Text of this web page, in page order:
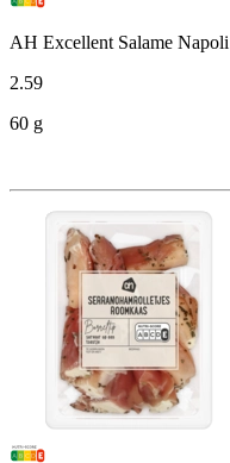
AH Excellent Salame Napoli
2.59
60 g